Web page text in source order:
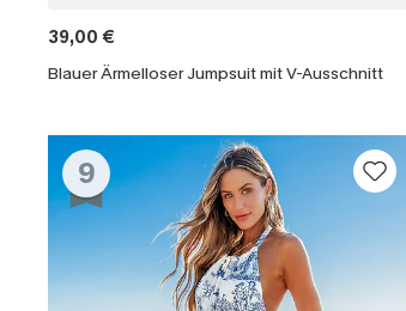
39,00 €
Blauer Ärmelloser Jumpsuit mit V-Ausschnitt
9